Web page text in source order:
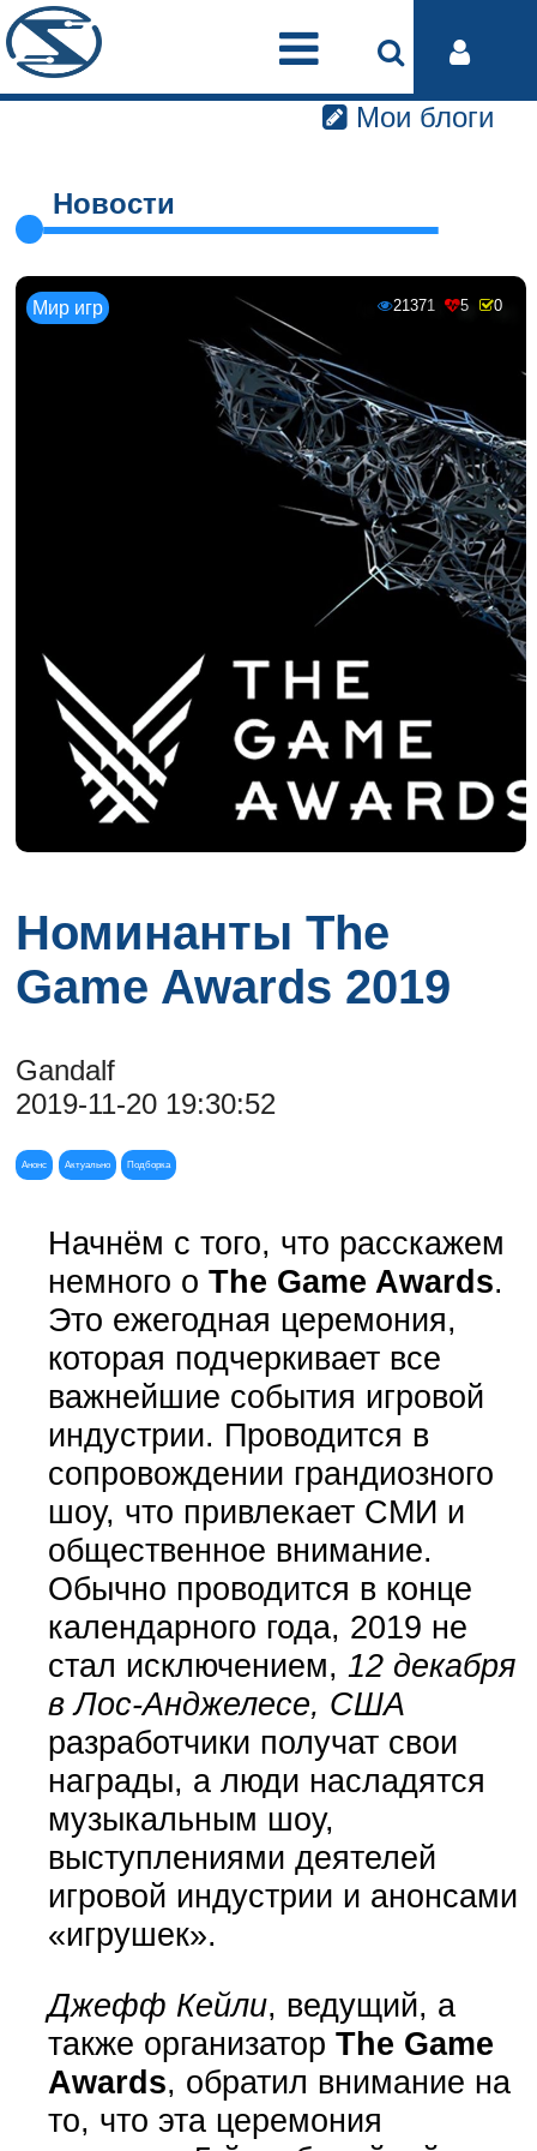
Мои блоги
Новости
Мир игр 21371 5 0
Номинанты The
Game Awards 2019
Gandalf
2019-11-20 19:30:52
Анонс Актуально Подборка
Начнём с того, что расскажем
немного о The Game Awards.
Это ежегодная церемония,
которая подчеркивает все
важнейшие события игровой
индустрии. Проводится в
сопровождении грандиозного
шоу, что привлекает СМИ и
общественное внимание.
Обычно проводится в конце
календарного года, 2019 не
стал исключением, 12 декабря
в Лос-Анджелесе, США
разработчики получат свои
награды, а люди насладятся
музыкальным шоу,
выступлениями деятелей
игровой индустрии и анонсами
«игрушек».
Джефф Кейли, ведущий, а
также организатор The Game
Awards, обратил внимание на
то, что эта церемония